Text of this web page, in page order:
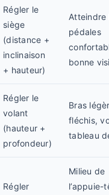
Régler le
siège
(distance +
inclinaison
+ hauteur)
Atteindre
pédales
bonne
Régler le
volant
(hauteur +
profondeur)
Bras
fléchis,
tableau
Régler
Milieu de
l’appuie-